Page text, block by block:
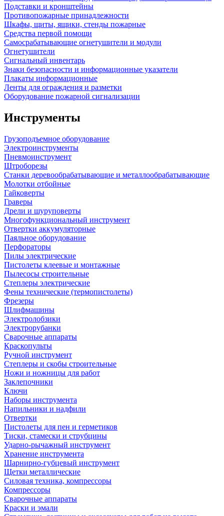
Подставки и кронштейны
Противопожарные принадлежности
Шкафы, щиты, ящики, стенды пожарные
Средства первой помощи
Самосрабатывающие огнетушители и модули
Огнетушители
Сигнальный инвентарь
Знаки безопасности и информационные указатели
Плакаты информационные
Ленты для ограждения и разметки
Оборудование пожарной сигнализации
Инструменты
Грузоподъемное оборудование
Электроинструменты
Пневмоинструмент
Штроборезы
Станки деревообрабатывающие и металлообрабатывающие
Молотки отбойные
Гайковерты
Граверы
Дрели и шуруповерты
Многофункциональный инструмент
Отвертки аккумуляторные
Паяльное оборудование
Перфораторы
Пилы электрические
Пистолеты клеевые и монтажные
Пылесосы строительные
Степлеры электрические
Фены технические (термопистолеты)
Фрезеры
Шлифмашины
Электролобзики
Электрорубанки
Сварочные аппараты
Краскопульты
Ручной инструмент
Степлеры и скобы строительные
Ножи и ножницы для работ
Заклепочники
Ключи
Наборы инструмента
Напильники и надфили
Отвертки
Пистолеты для пен и герметиков
Тиски, стамески и струбцины
Ударно-рычажный инструмент
Хранение инструмента
Шарнирно-губцевый инструмент
Щетки металлические
Силовая техника, компрессоры
Компрессоры
Сварочные аппараты
Краски и эмали